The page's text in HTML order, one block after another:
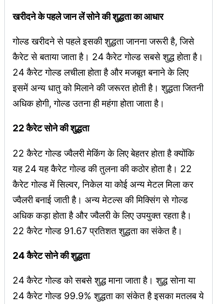
खरीदने के पहले जान लें सोने की शुद्धता का आधार
गोल्ड खरीदने से पहले इसकी शुद्धता जानना जरूरी है, जिसे
कैरेट से बताया जाता है। 24 कैरेट गोल्ड सबसे शुद्ध होता है।
24 कैरेट गोल्ड लचीला होता है और मजबूत बनाने के लिए
इसमें अन्य धातु को मिलाने की जरूरत होती है। शुद्धता जितनी
अधिक होगी, गोल्ड उतना ही महंगा होता जाता है।
22 कैरेट सोने की शुद्धता
22 कैरेट गोल्ड ज्वैलरी मेकिंग के लिए बेहतर होता है क्योंकि
यह 24 यह कैरेट गोल्ड की तुलना की कठोर होता है। 22
कैरेट गोल्ड में सिल्वर, निकेल या कोई अन्य मेटल मिला कर
ज्वैलरी बनाई जाती है। अन्य मेटल्स की मिक्सिंग से गोल्ड
अधिक कड़ा होता है और ज्वैलरी के लिए उपयुक्त रहता है।
22 कैरेट गोल्ड 91.67 प्रतिशत शुद्धता का संकेत है।
24 कैरेट सोने की शुद्धता
24 कैरेट गोल्ड को सबसे शुद्ध माना जाता है। शुद्ध सोना या
24 कैरेट गोल्ड 99.9% शुद्धता का संकेत है इसका मतलब ये